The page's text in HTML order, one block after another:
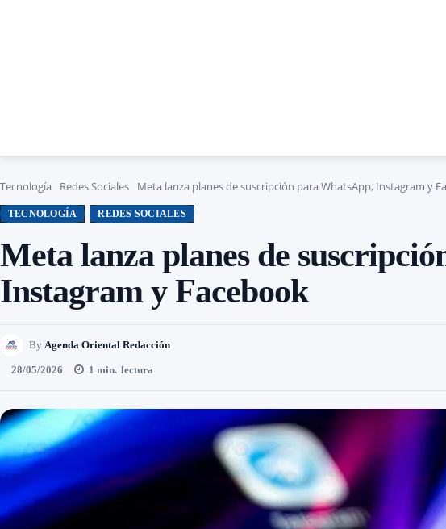
Tecnología Redes Sociales Meta lanza planes de suscripción para WhatsApp, Instagram y
TECNOLOGÍA REDES SOCIALES
Meta lanza planes de
Instagram y Facebook
By Agenda Oriental Redacción
28/05/2026 1 min. lectura